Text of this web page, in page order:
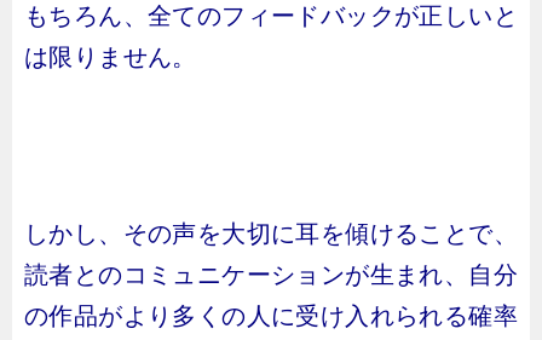
もちろん、全てのフィードバックが正しいと
は限りません。
しかし、その声を大切に耳を傾けることで、
読者とのコミュニケーションが生まれ、自分
の作品がより多くの人に受け入れられる確率